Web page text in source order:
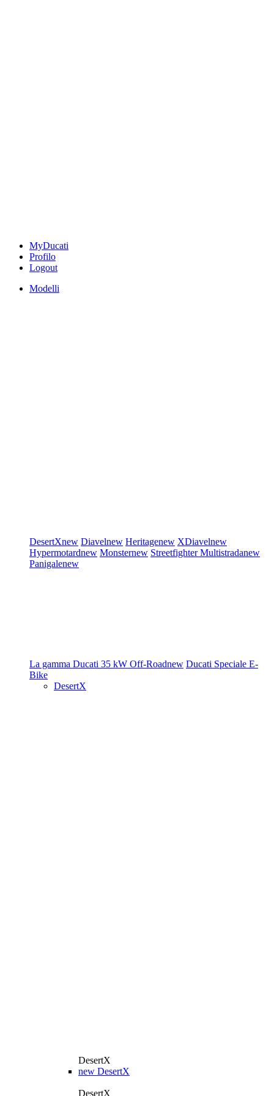
MyDucati
Profilo
Logout
Modelli
DesertXnew Diavelnew Heritagenew XDiavelnew
Hypermotardnew Monsternew StreetfighterMultistradanew
Panigalenew
La gamma Ducati 35 kW Off-Roadnew Ducati Speciale E-
Bike
DesertX
DesertX
new DesertX
DesertX